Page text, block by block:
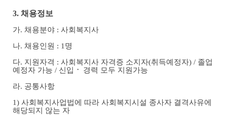
3. 채용정보
가. 채용분야 : 사회복지사
나. 채용인원 : 1 명
다. 지원자격 : 사회복지사 자격증 소지자(취득예정자) / 졸업
예정자 가능 / 신입 ㆍ 경력 모두 지원가능
라. 공통사항
1) 사회복지사업법에 따라 사회복지시설 종사자 결격사유에
해당되지 않는 자